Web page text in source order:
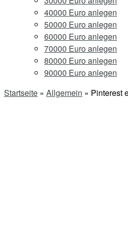
40000 Euro anlegen
50000 Euro anlegen
60000 Euro anlegen
70000 Euro anlegen
80000 Euro anlegen
90000 Euro anlegen
Startseite » Allgemein » Pinterest